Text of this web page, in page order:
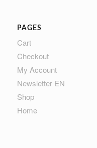
PAGES
Cart
Checkout
My Account
Newsletter EN
Shop
Home